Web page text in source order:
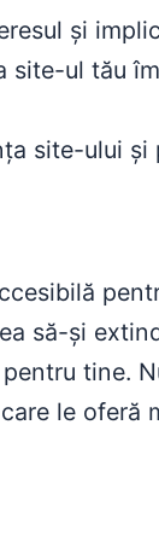
și
site-ul tău
site-ului și
să-și
tine.
le oferă